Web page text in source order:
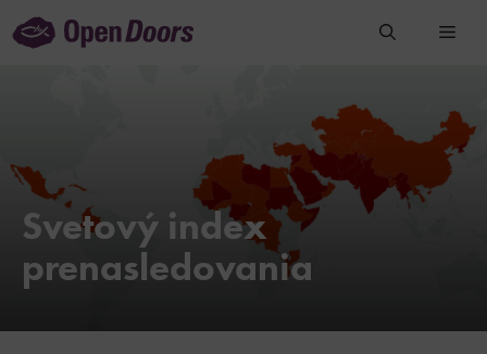
Preskočiť
na
Svetový index
prenasledovania